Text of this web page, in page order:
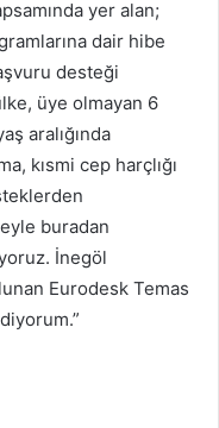
yer alan;
dair hibe
desteği
üye olmayan 6
aralığında
kısmi cep harçlığı
buradan
İnegöl
Eurodesk Temas